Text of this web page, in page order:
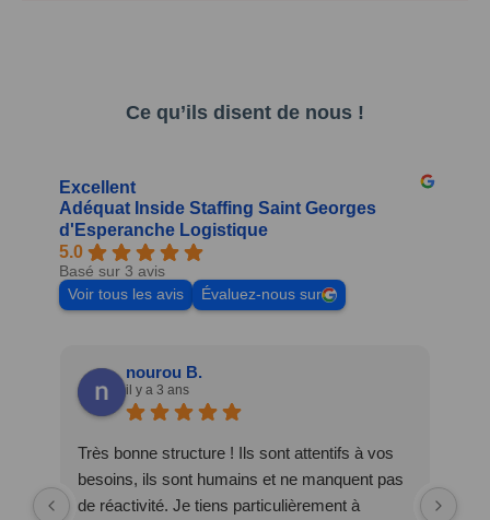
Ce qu’ils disent de nous !
Excellent
Adéquat Inside Staffing Saint Georges
d'Esperanche Logistique
5.0
Basé sur 3 avis
Voir tous les avis
Évaluez-nous sur
nourou B.
il y a 3 ans
Très bonne structure ! Ils sont attentifs à vos
besoins, ils sont humains et ne manquent pas
de réactivité. Je tiens particulièrement à